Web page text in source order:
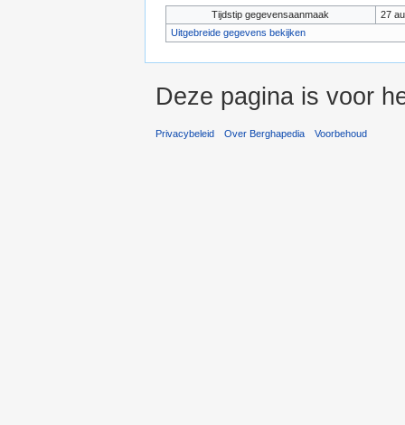
Tijdstip gegevensaanmaak
27
Uitgebreide gegevens bekijken
Deze pagina is voor
Privacybeleid Over Berghapedia Voorbehoud